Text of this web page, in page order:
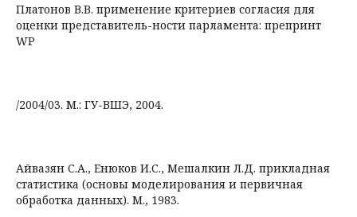
Платонов В.В. применение критериев согласия для
оценки представитель-ности парламента: препринт
WP
/2004/03. М.: ГУ-ВШЭ, 2004.
Айвазян С.А., Енюков И.С., Мешалкин Л.Д. прикладная
статистика (основы моделирования и первичная
обработка данных). М., 1983.